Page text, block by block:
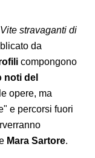
Vite stravaganti di
da
compongono
noti del
opere, ma
e percorsi fuori
Mara Sartore.